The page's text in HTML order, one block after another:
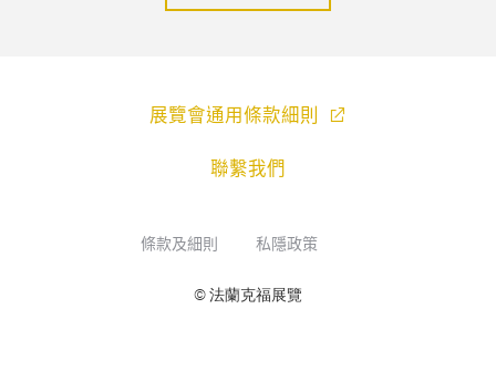
展覽會通用條款細則
聯繫我們
條款及細則 私隱政策
© 法蘭克福展覽